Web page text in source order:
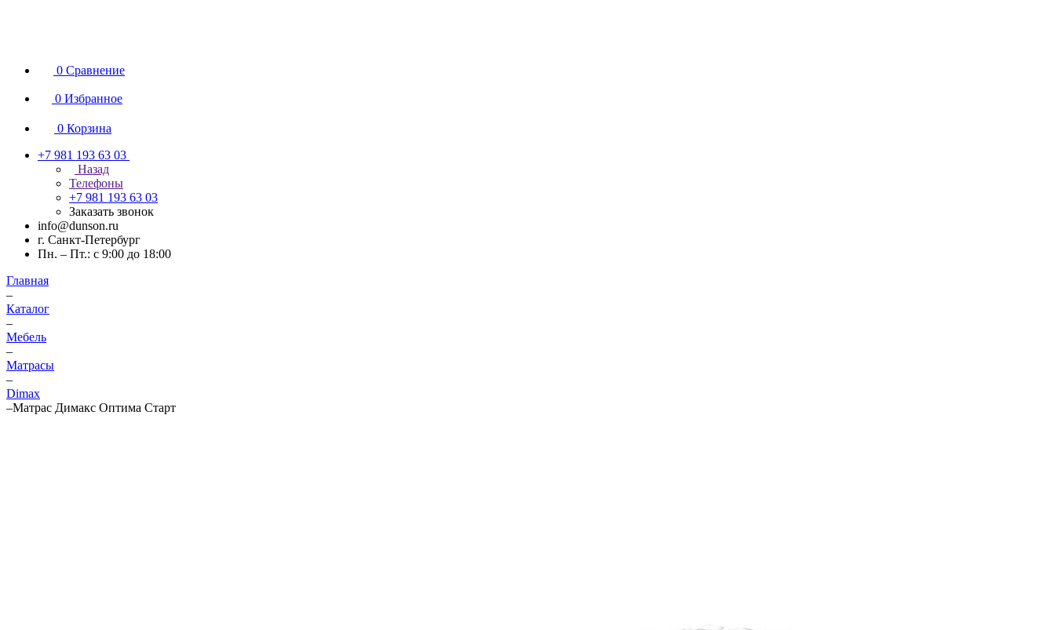
0 Сравнение
0 Избранное
0 Корзина
+7 981 193 63 03
Назад
Телефоны
+7 981 193 63 03
Заказать звонок
info@dunson.ru
г. Санкт-Петербург
Пн. – Пт.: с 9:00 до 18:00
Главная
–
Каталог
–
Мебель
–
Матрасы
–
Dimax
–Матрас Димакс Оптима Старт